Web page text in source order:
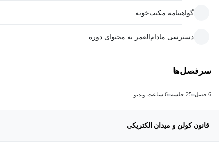
گواهینامه مکتب‌خونه
دسترسی مادام‌العمر به محتوای دوره
سرفصل‌ها
6 فصل 25 جلسه 6 ساعت ویدیو
قانون کولن و میدان الکتریکی